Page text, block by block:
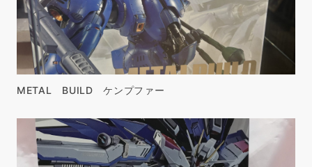
METAL BUILD ケンプファー